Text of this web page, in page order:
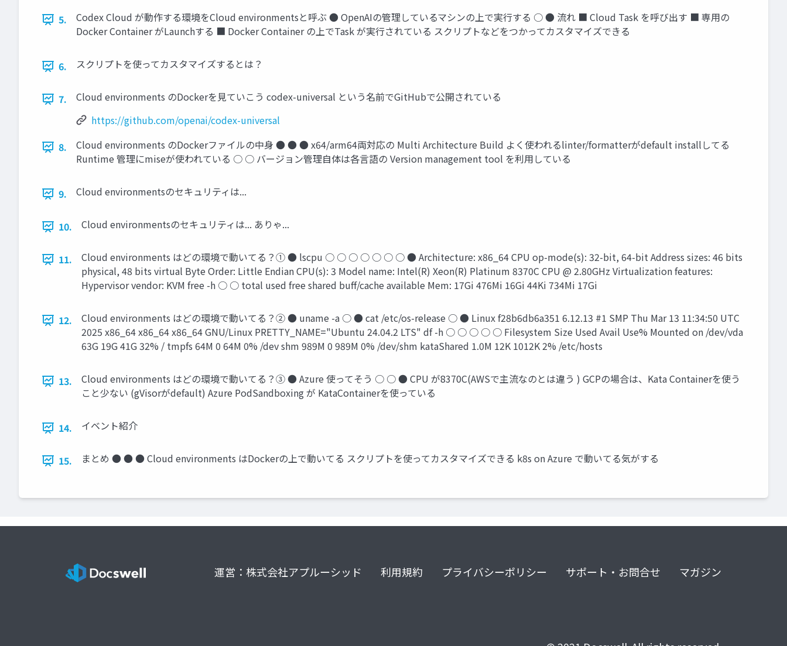
5.
Codex Cloud が動作する環境をCloud environmentsと呼ぶ ● OpenAIの管理しているマシンの上で実行する ○ ● 流れ ■ Cloud Task を呼び出す ■ 専用の
Docker Container がLaunchする ■ Docker Container の上でTask が実行されている スクリプトなどをつかってカスタマイズできる
6. スクリプトを使ってカスタマイズするとは？
7.
Cloud environments のDockerを見ていこう codex-universal という名前でGitHubで公開されている
https://github.com/openai/codex-universal
8.
Cloud environments のDockerファイルの中身 ● ● ● x64/arm64両対応の Multi Architecture Build よく使われるlinter/formatterがdefault installしてる
Runtime 管理にmiseが使われている ○ ○ バージョン管理自体は各言語の Version management tool を利用している
9. Cloud environmentsのセキュリティは...
10. Cloud environmentsのセキュリティは... ありゃ...
11.
Cloud environments はどの環境で動いてる？① ● lscpu ○ ○ ○ ○ ○ ○ ○ ● Architecture: x86_64 CPU op-mode(s): 32-bit, 64-bit Address sizes: 46 bits
physical, 48 bits virtual Byte Order: Little Endian CPU(s): 3 Model name: Intel(R) Xeon(R) Platinum 8370C CPU @ 2.80GHz Virtualization features:
Hypervisor vendor: KVM free -h ○ ○ total used free shared buﬀ/cache available Mem: 17Gi 476Mi 16Gi 44Ki 734Mi 17Gi
12.
Cloud environments はどの環境で動いてる？② ● uname -a ○ ● cat /etc/os-release ○ ● Linux f28b6db6a351 6.12.13 #1 SMP Thu Mar 13 11:34:50 UTC
2025 x86_64 x86_64 x86_64 GNU/Linux PRETTY_NAME="Ubuntu 24.04.2 LTS" df -h ○ ○ ○ ○ ○ Filesystem Size Used Avail Use% Mounted on /dev/vda
63G 19G 41G 32% / tmpfs 64M 0 64M 0% /dev shm 989M 0 989M 0% /dev/shm kataShared 1.0M 12K 1012K 2% /etc/hosts
13.
Cloud environments はどの環境で動いてる？③ ● Azure 使ってそう ○ ○ ● CPU が8370C(AWSで主流なのとは違う ) GCPの場合は、Kata Containerを使う
こと少ない (gVisorがdefault) Azure PodSandboxing が KataContainerを使っている
14. イベント紹介
15. まとめ ● ● ● Cloud environments はDockerの上で動いてる スクリプトを使ってカスタマイズできる k8s on Azure で動いてる気がする
運営：株式会社アプルーシッド 利用規約 プライバシーポリシー サポート・お問合せ マガジン